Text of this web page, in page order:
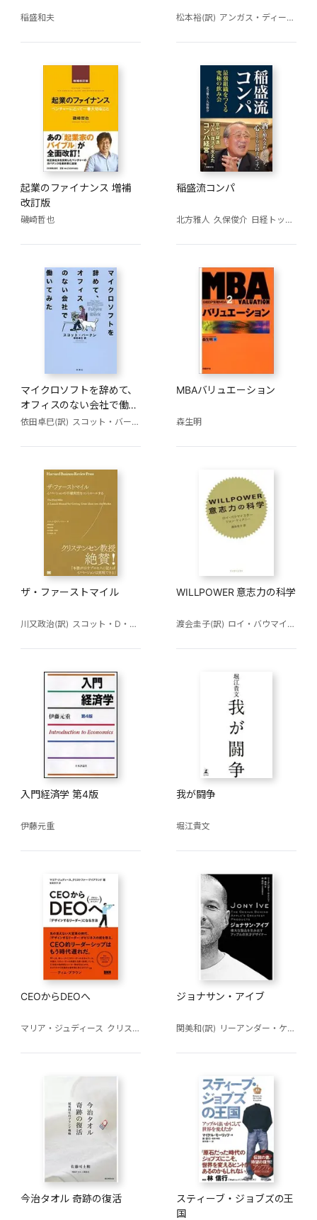
稲盛和夫 松本裕(訳) アンガス・ディートン
起業のファイナンス 増補
改訂版
磯崎哲也
稲盛流コンパ
北方雅人 久保俊介 日経トップリーダー編集
マイクロソフトを辞めて、
オフィスのない会社で働い
てみた
依田卓巳(訳) スコット・バークン
MBAバリュエーション
森生明
ザ・ファーストマイル
川又政治(訳) スコット・D・アンソニー 山田竜也(監修) 津田真吾(監修)
WILLPOWER 意志力の科学
渡会圭子(訳) ロイ・バウマイスター
入門経済学 第4版
伊藤元重
我が闘争
堀江貴文
CEOからDEOへ
マリア・ジュディース クリストファー・アイアランド 坂東智子(訳)
ジョナサン・アイブ
関美和(訳) リーアンダー・ケイニー
今治タオル 奇跡の復活
スティーブ・ジョブズの王
国